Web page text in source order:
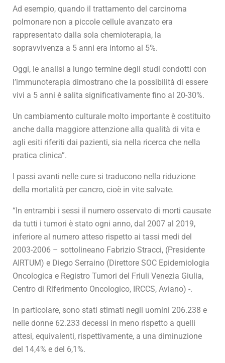
Ad esempio, quando il trattamento del carcinoma
polmonare non a piccole cellule avanzato era
rappresentato dalla sola chemioterapia, la
sopravvivenza a 5 anni era intorno al 5%.
Oggi, le analisi a lungo termine degli studi condotti con
l’immunoterapia dimostrano che la possibilità di essere
vivi a 5 anni è salita significativamente fino al 20-30%.
Un cambiamento culturale molto importante è costituito
anche dalla maggiore attenzione alla qualità di vita e
agli esiti riferiti dai pazienti, sia nella ricerca che nella
pratica clinica”.
I passi avanti nelle cure si traducono nella riduzione
della mortalità per cancro, cioè in vite salvate.
“In entrambi i sessi il numero osservato di morti causate
da tutti i tumori è stato ogni anno, dal 2007 al 2019,
inferiore al numero atteso rispetto ai tassi medi del
2003-2006 – sottolineano Fabrizio Stracci, (Presidente
AIRTUM) e Diego Serraino (Direttore SOC Epidemiologia
Oncologica e Registro Tumori del Friuli Venezia Giulia,
Centro di Riferimento Oncologico, IRCCS, Aviano) -.
In particolare, sono stati stimati negli uomini 206.238 e
nelle donne 62.233 decessi in meno rispetto a quelli
attesi, equivalenti, rispettivamente, a una diminuzione
del 14,4% e del 6,1%.